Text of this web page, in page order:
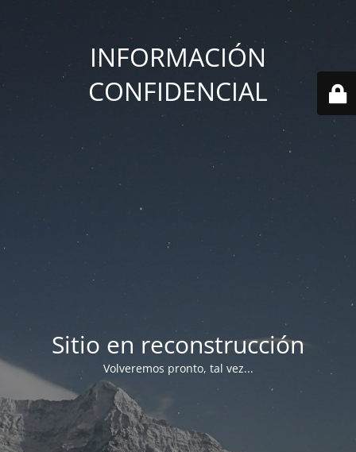
INFORMACIÓN
CONFIDENCIAL
Sitio en reconstrucción
Volveremos pronto, tal vez...